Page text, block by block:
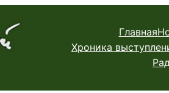
Главная
Хроника